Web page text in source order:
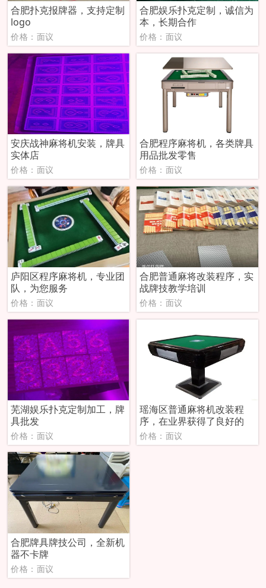
合肥扑克报牌器，支持定制
logo
价格：面议
合肥娱乐扑克定制，诚信为
本，长期合作
价格：面议
安庆战神麻将机安装，牌具
实体店
价格：面议
合肥程序麻将机，各类牌具
用品批发零售
价格：面议
庐阳区程序麻将机，专业团
队，为您服务
价格：面议
合肥普通麻将改装程序，实
战牌技教学培训
价格：面议
芜湖娱乐扑克定制加工，牌
具批发
价格：面议
瑶海区普通麻将机改装程
序，在业界获得了良好的
价格：面议
合肥牌具牌技公司，全新机
器不卡牌
价格：面议